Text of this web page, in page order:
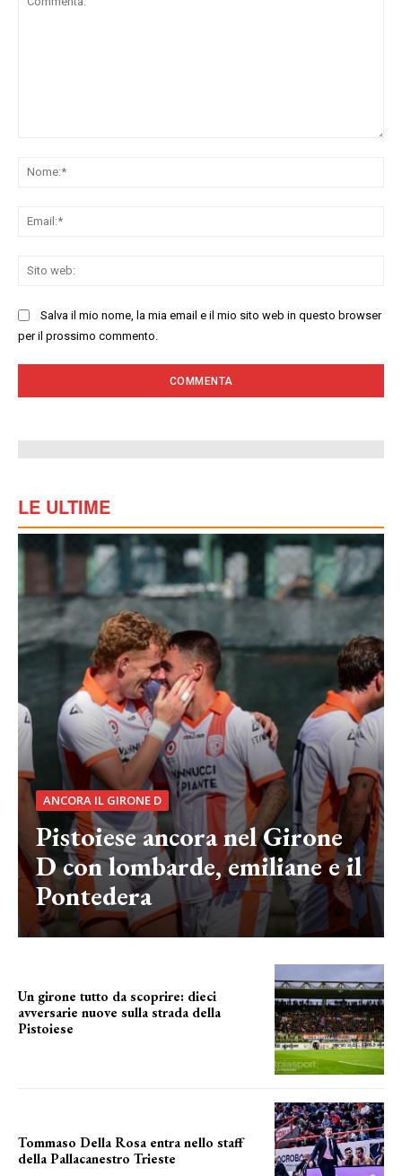
Salva il mio nome, la mia email e il mio sito web in questo browser
per il prossimo commento.
LE ULTIME
ANCORA IL GIRONE D
Pistoiese ancora nel Girone
D con lombarde, emiliane e il
Pontedera
Un girone tutto da scoprire: dieci
avversarie nuove sulla strada della
Pistoiese
Tommaso Della Rosa entra nello staff
della Pallacanestro Trieste